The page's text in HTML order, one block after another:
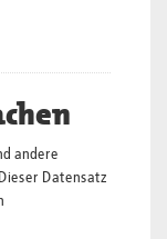
andere
Datensatz